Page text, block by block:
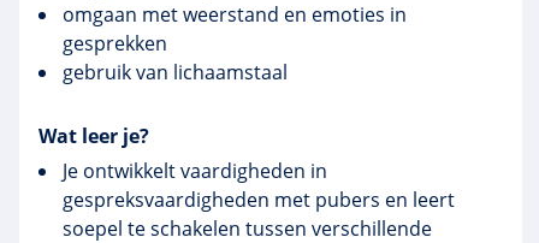
omgaan met weerstand en emoties in
gesprekken
gebruik van lichaamstaal
Wat leer je?
Je ontwikkelt vaardigheden in
gespreksvaardigheden met pubers en leert
soepel te schakelen tussen verschillende